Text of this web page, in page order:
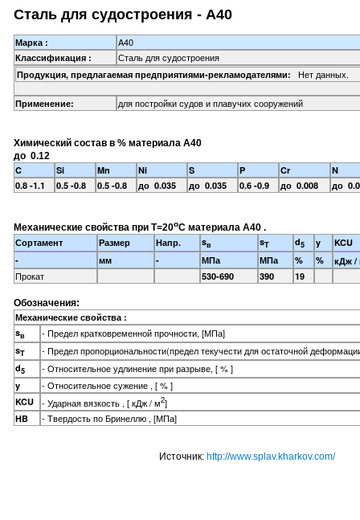
Сталь для судостроения - A40
Марка : A40
Классификация : Сталь для судостроения
Продукция, предлагаемая предприятиями-рекламодателями: Нет данных.
Применение: для постройки судов и плавучих сооружений
Химический состав в % материала A40
до 0.12
C Si Mn Ni S P Cr
N
0.8 -1.1
0.5 -0.8 0.5 -0.8 до 0.035 до 0.035 0.6 -0.9 до 0.008 до
Механические свойства при Т=20oС материала A40 .
Сортамент Размер Напр. sв sT d5 y
KCU
-
мм - МПа МПа % % кДж /
Прокат 530-690 390 19
Обозначения:
Механические свойства :
sв - Предел кратковременной прочности, [МПа]
sT - Предел пропорциональности(предел текучести для остаточной
d5 - Относительное удлинение при разрыве, [ % ]
y - Относительное сужение , [ % ]
KCU - Ударная вязкость , [ кДж / м2]
HB - Твердость по Бринеллю , [МПа]
Источник: http://www.splav.kharkov.com/